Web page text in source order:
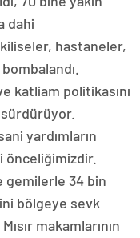
dahi
hastaneler,
katliam politikasını
yardımların
önceliğimizdir.
gemilerle 34 bin
bölgeye sevk
makamlarının